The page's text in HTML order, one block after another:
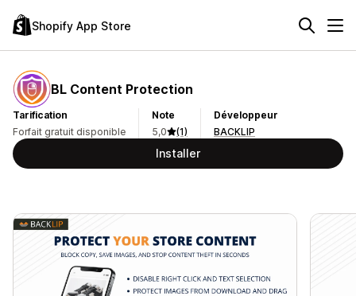
Shopify App Store
BL Content Protection
Tarification
Forfait gratuit disponible
Note
5,0
(1)
Développeur
BACKLIP
Installer